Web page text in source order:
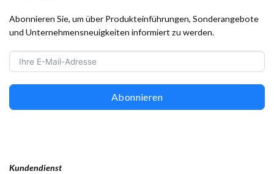
Kundendienst
Abonnieren Sie, um über Produkteinführungen, Sonderangebote
und Unternehmensneuigkeiten informiert zu werden.
Abonnieren